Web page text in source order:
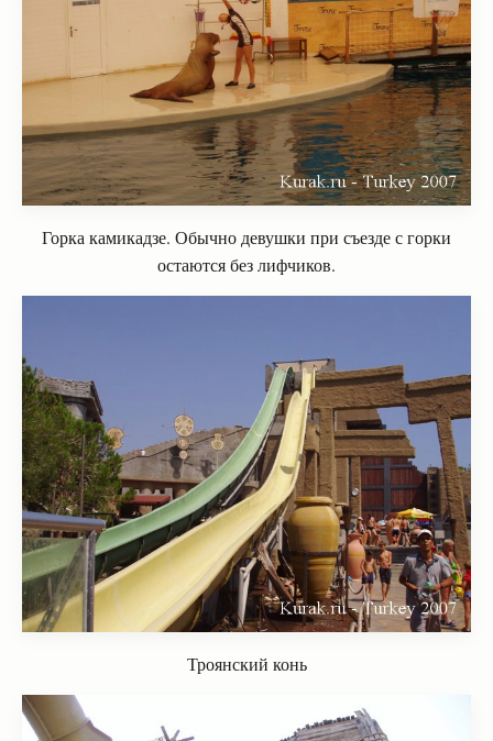
Горка камикадзе. Обычно девушки при съезде с горки
остаются без лифчиков.
Троянский конь